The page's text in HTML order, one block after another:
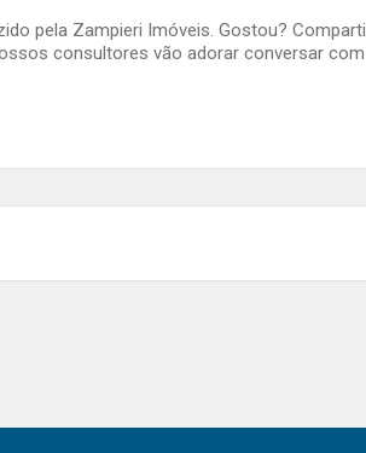
pela Zampieri Imóveis. Gostou?
consultores vão adorar conversar com